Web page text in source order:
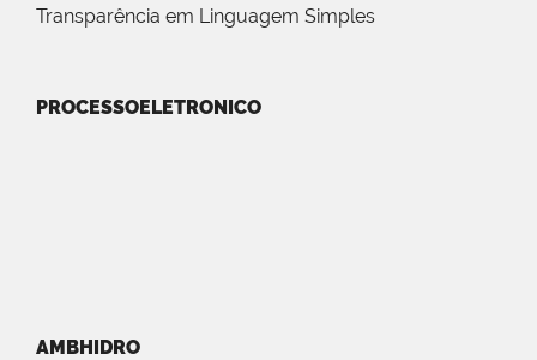
Transparência em Linguagem Simples
PROCESSOELETRONICO
AMBHIDRO